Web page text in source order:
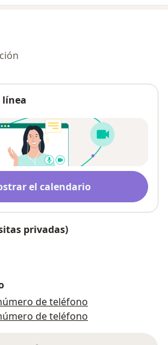
línea
el calendario
privadas)
de teléfono
de teléfono